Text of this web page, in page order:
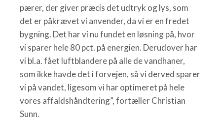
pærer, der giver præcis det udtryk og lys, som
det er påkrævet vi anvender, da vi er en fredet
bygning. Det har vi nu fundet en løsning på, hvor
vi sparer hele 80 pct. på energien. Derudover har
vi bl.a. fået luftblandere på alle de vandhaner,
som ikke havde det i forvejen, så vi derved sparer
vi på vandet, ligesom vi har optimeret på hele
vores affaldshåndtering”, fortæller Christian
Sunn.